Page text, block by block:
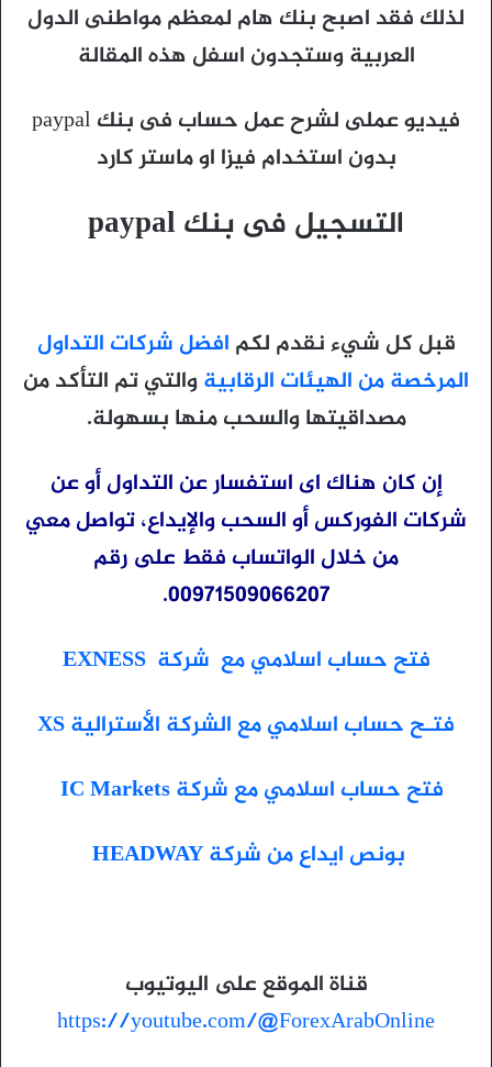
لذلك فقد اصبح بنك هام لمعظم مواطنى الدول
العربية وستجدون اسفل هذه المقالة
فيديو عملى لشرح عمل حساب فى بنك paypal
بدون استخدام فيزا او ماستر كارد
التسجيل فى بنك paypal
قبل كل شيء نقدم لكم افضل شركات التداول
المرخصة من الهيئات الرقابيةوالتي تم التأكد من
مصداقيتها والسحب منها بسهولة.
إن كان هناك اى استفسار عن التداول أو عن
شركات الفوركس أو السحب والإيداع، تواصل معي
من خلال الواتساب فقط على رقم
00971509066207.
فتح حساب اسلامي مع شركة EXNESS
فتـح حساب اسلامي مع الشركة الأسترالية XS
فتح حساب اسلامي مع شركة IC Markets
بونص ايداع من شركة HEADWAY
قناة الموقع على اليوتيوب
https://youtube.com/@ForexArabOnline